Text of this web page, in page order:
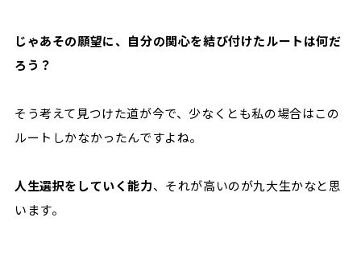
じゃあその願望に、自分の関心を結び付けたルートは何だ
ろう？
そう考えて見つけた道が今で、少なくとも私の場合はこの
ルートしかなかったんですよね。
人生選択をしていく能力、それが高いのが九大生かなと思
います。